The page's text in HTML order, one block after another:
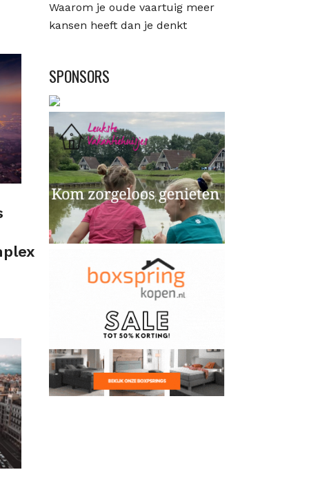
Waarom je oude vaartuig meer
kansen heeft dan je denkt
SPONSORS